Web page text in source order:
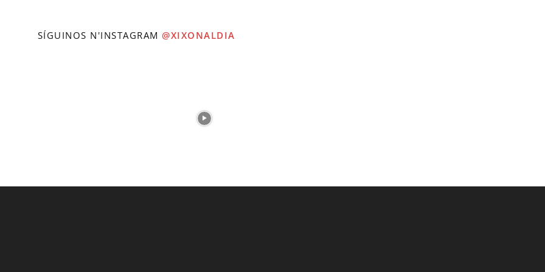
SÍGUINOS N'INSTAGRAM @XIXONALDIA